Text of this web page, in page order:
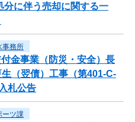
分に伴う売却に関する一
事務所
金事業（防災・安全）長
（翌債）工事（第401-C-
札公告
ーツ課